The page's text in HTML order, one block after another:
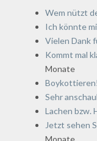
Wem nützt
Ich könnte
Vielen Dank
Kommt mal
Monate
Sehr
Lachen bzw.
Jetzt sehen
Monate